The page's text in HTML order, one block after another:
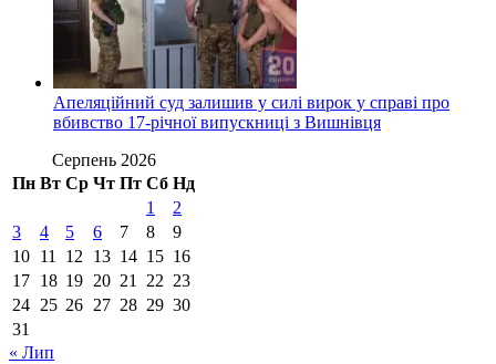
Апеляційний суд залишив у силі вирок у справі про
вбивство 17-річної випускниці з Вишнівця
Серпень 2026
Пн Вт Ср Чт Пт Сб Нд
1
2
3
4 5 6 7 8
9
10 11 12 13 14 15 16
17 18 19 20 21 22 23
24 25 26 27 28 29 30
31
« Лип